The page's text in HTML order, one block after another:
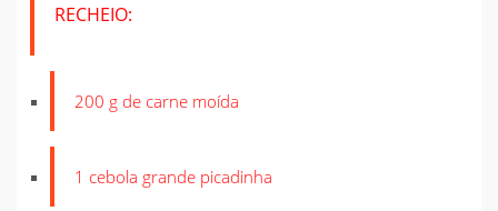
RECHEIO:
200 g de carne moída
1 cebola grande picadinha